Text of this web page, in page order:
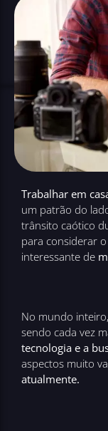
Trabalhar em
um patrão do
trânsito caótico
para considerar o
interessante de
No mundo
sendo cada vez
tecnologia e a
aspectos muito
atualmente.